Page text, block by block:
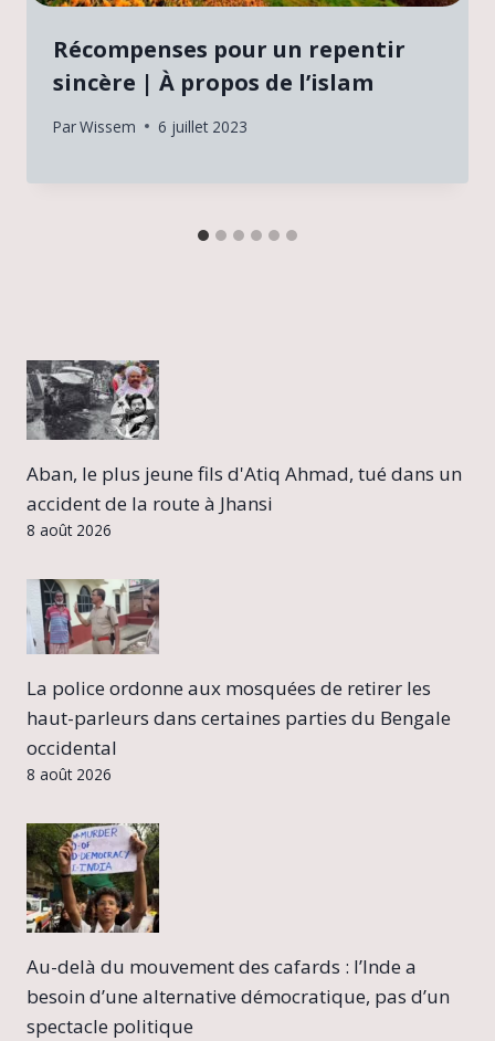
Récompenses pour un repentir
sincère | À propos de l’islam
ParWissem 6 juillet 2023
Aban, le plus jeune fils d'Atiq Ahmad, tué dans un
accident de la route à Jhansi
8 août 2026
La police ordonne aux mosquées de retirer les
haut-parleurs dans certaines parties du Bengale
occidental
8 août 2026
Au-delà du mouvement des cafards : l’Inde a
besoin d’une alternative démocratique, pas d’un
spectacle politique